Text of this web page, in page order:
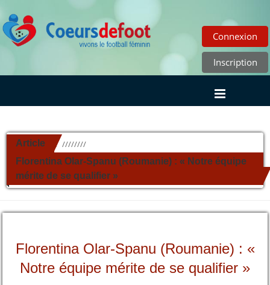
Connexion
Inscription
Article //////////
Florentina Olar-Spanu (Roumanie) : « Notre équipe
mérite de se qualifier »
Florentina Olar-Spanu (Roumanie) : «
Notre équipe mérite de se qualifier »